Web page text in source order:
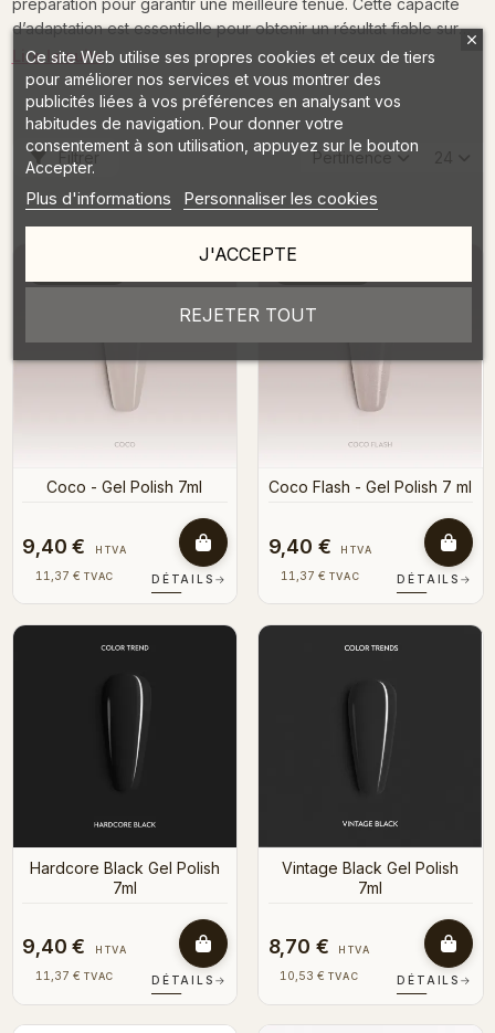
d’adaptation est essentielle pour obtenir un résultat fiable sur
tous les profils de clientes.
Lire la suite
Filtrer Pertinence
Coco - Gel Polish 7ml
9,40 € HTVA
11,37 € TVAC DÉTAILS →
Coco Flash - Gel Polish 7 ml
9,40 € HTVA
11,37 € TVAC DÉTAILS →
Hardcore Black Gel Polish
7ml
9,40 € HTVA
11,37 € TVAC DÉTAILS →
Vintage Black Gel Polish
7ml
8,70 € HTVA
10,53 € TVAC DÉTAILS →
Ce site Web utilise ses propres cookies et ceux de tiers
pour améliorer nos services et vous montrer des
publicités liées à vos préférences en analysant vos
habitudes de navigation. Pour donner votre
consentement à son utilisation, appuyez sur le bouton
Accepter.
Plus d'informations Personnaliser les cookies
REJETER TOUT
J'ACCEPTE